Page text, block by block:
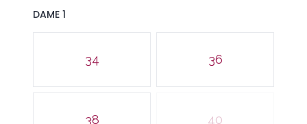
DAME 1
Velg en DAME 1
34 36
38 40